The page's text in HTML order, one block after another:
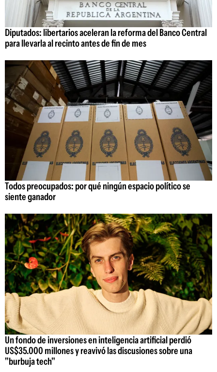
Diputados: libertarios aceleran la reforma del Banco Central
para llevarla al recinto antes de fin de mes
Todos preocupados: por qué ningún espacio político se
siente ganador
Un fondo de inversiones en inteligencia artificial perdió
US$35.000 millones y reavivó las discusiones sobre una
"burbuja tech"